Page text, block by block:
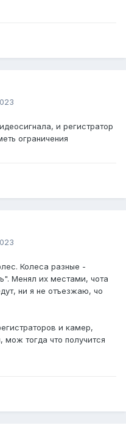
и регистратор
ограничения
Колеса разные -
Менял их местами, чота
ни я не отъезжаю, чо
и камер,
тогда что получится